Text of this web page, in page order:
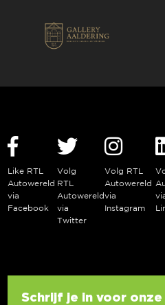
Like RTL
Autowereld
via
Facebook
Volg
RTL
Autowereld
via
Twitter
Volg RTL
Autowereld
via
Instagram
Schrijf je in voor